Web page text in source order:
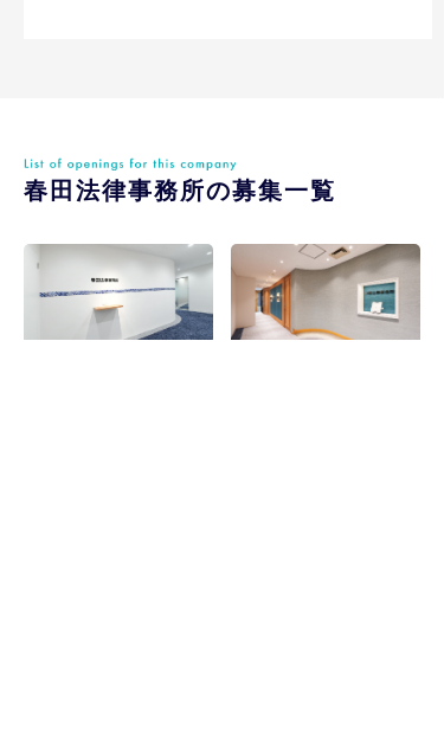
春田法律事務所の募集一覧